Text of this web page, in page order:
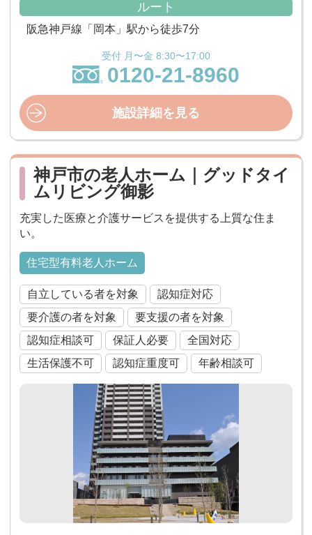
ルート
阪急神戸線「岡本」駅から徒歩7分
受付 月〜金 8:30〜17:00
0120-21-8960
施設詳細を見る
神戸市の老人ホーム｜グッドタイ
ムリビング御影
充実した医療と介護サービスを提供する上質な住ま
い。
住宅型有料老人ホーム
自立している者を対象
認知症対応
要介護の者を対象
要支援の者を対象
認知症相談可
保証人必要
全国対応
生活保護不可
認知症重度可 年齢相談可